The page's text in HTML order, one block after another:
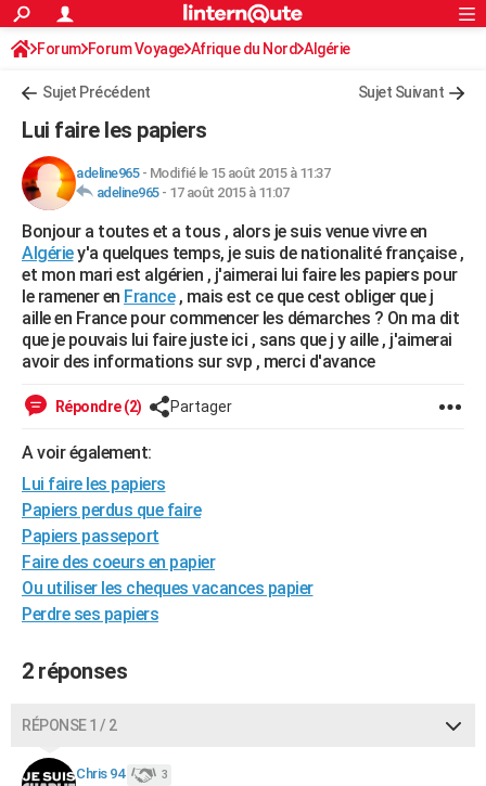
ACTUALITÉS
Politique
Société
Faits Divers
Education
Monde
Villes
+
FINANCE
Retraite
Impôts
Epargne
Immobilier
Risques naturels par ville
Banque
Assurance
Crédit
AUTO
Essais
Réserver un essai
Citadines
Berlines
SUV
Forum auto
+HIGH-TECH
Mobiles
Meilleur smartphone
Internet
Ordinateurs
Jeux vidéo
Guide high-tech
+BRICOLAGE
Forum
Aménagement intérieur
Extérieur
Cuisine
Salle de bains
Jardinage
Rangement
WEEK-END
Art de vivre
Bien-être
Loisirs
Mode
Modes de vie
Alimentation
Guide de la santé
Maladies
Médicaments
Sommeil
Destinations
City break
Voyage nature
Voyage de noces
Forum
Climat
+PHOTO
GUIDES D'ACHAT
BONS PLANS
Carte de Noël
Carte Bonne année
Carte Saint-Valentin
Carte Pâques
Carte d'anniversaire
DICTIONNAIRE
Dictionnaire
Biographies
Citations
Expressions
Proverbes
PROGRAMME TV
COPAINS D'AVANT
S'inscrire
Connexion
Forum Forum Voyage Afrique du Nord Algérie
Sujet Précédent Sujet Suivant
Lui faire les papiers
adeline965- Modifié le 15 août 2015 à 11:37
adeline965- 17 août 2015 à 11:07
Bonjour a toutes et a tous , alors je suis venue vivre en
Algériey'a quelques temps, je suis de nationalité française ,
et mon mari est algérien , j'aimerai lui faire les papiers pour
le ramener en France, mais est ce que cest obliger que j
aille en France pour commencer les démarches ? On ma dit
que je pouvais lui faire juste ici , sans que j y aille , j'aimerai
avoir des informations sur svp , merci d'avance
Répondre (2) Partager
A voir également:
Lui faire les papiers
Papiers perdus que faire
Papiers passeport
Faire des coeurs en papier
Ou utiliser les cheques vacances papier
Perdre ses papiers
2 réponses
RÉPONSE 1 / 2
Chris 94 3